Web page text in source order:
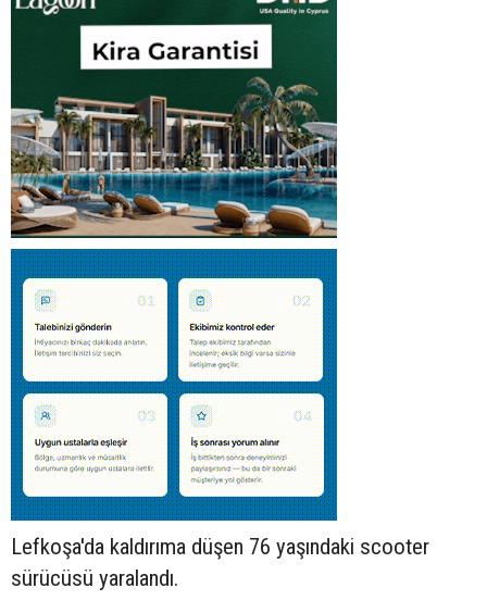
Lefkoşa'da kaldırıma düşen 76 yaşındaki scooter
sürücüsü yaralandı.